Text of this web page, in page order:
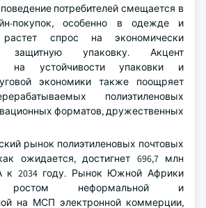
потребителей смещается в
покупок, особенно в одежде и
растет спрос на экономически
защитную упаковку. Акцент
на устойчивости упаковки и
экономики также поощряет
полиэтиленовых
форматов, дружественных
рынок полиэтиленовых почтовых
ожидается, достигнет 696,7 млн
к 2034 году. Рынок Южной Африки
ростом неформальной и
на МСП электронной коммерции,